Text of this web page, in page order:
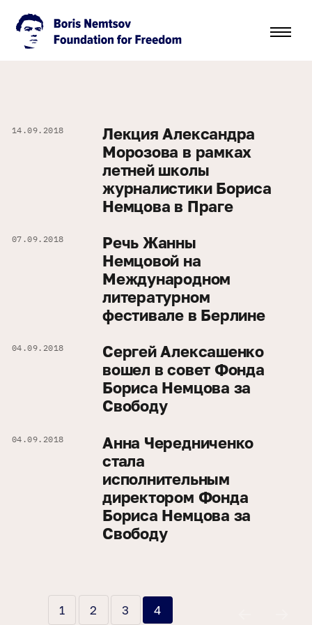
14.09.2018
Лекция Александра
Морозова в рамках
летней школы
журналистики Бориса
Немцова в Праге
07.09.2018
Речь Жанны
Немцовой на
Международном
литературном
фестивале в Берлине
04.09.2018
Сергей Алексашенко
вошел в совет Фонда
Бориса Немцова за
Cвободу
04.09.2018
Анна Чередниченко
стала
исполнительным
директором Фонда
Бориса Немцова за
Cвободу
ПАГИНАЦИЯ
ЗАПИСЕЙ
1
СТРАНИЦА
2
СТРАНИЦА
3 4